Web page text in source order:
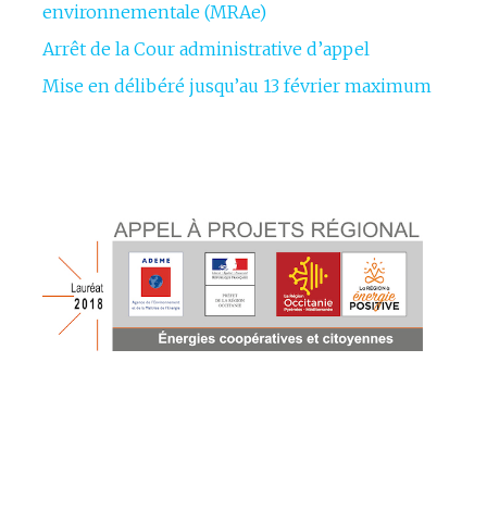
environnementale (MRAe)
Arrêt de la Cour administrative d’appel
Mise en délibéré jusqu’au 13 février maximum